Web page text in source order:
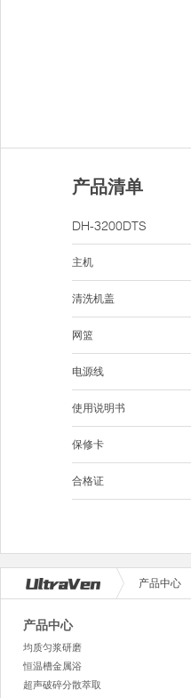
产品清单
DH-3200DTS
主机
清洗机盖
网篮
电源线
使用说明书
保修卡
合格证
产品中心
产品中心
均质匀浆研磨
恒温槽金属浴
超声破碎分散萃取